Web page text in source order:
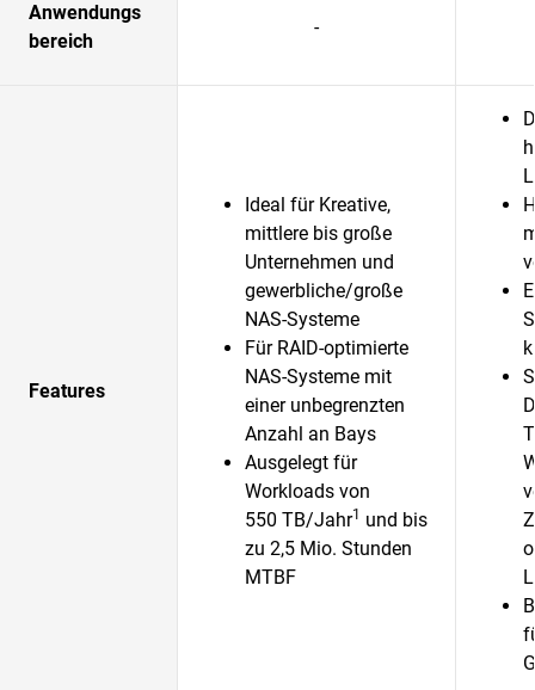
Anwendungs
bereich
-
Features
Ideal für Kreative,
mittlere bis große
Unternehmen und
gewerbliche/große
NAS-Systeme
Für RAID-optimierte
NAS-Systeme mit
einer unbegrenzten
Anzahl an Bays
Ausgelegt für
Workloads von
550 TB/Jahr1 und bis
zu 2,5 Mio. Stunden
MTBF